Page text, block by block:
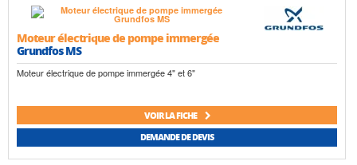
Moteur électrique de pompe immergée
Grundfos MS
Moteur électrique de pompe immergée 4" et 6"
VOIR LA FICHE
DEMANDE DE DEVIS